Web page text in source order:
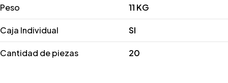
Peso 11 KG
Caja Individual SI
Cantidad de piezas 20